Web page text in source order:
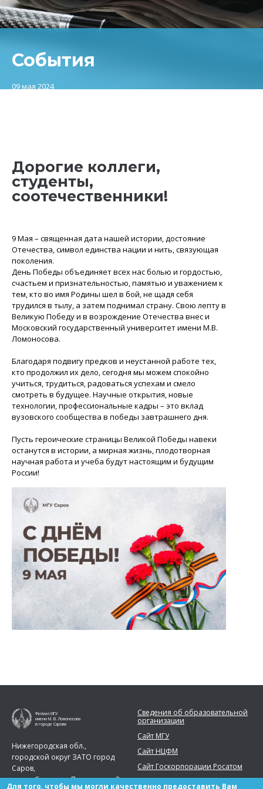
События
09 мая 2024
Дорогие коллеги,
студенты,
соотечественники!
9 Мая – священная дата нашей истории, достояние
Отечества, символ единства нации и нить, связующая
поколения.
День Победы объединяет всех нас болью и гордостью,
счастьем и признательностью, памятью и уважением к
тем, кто во имя Родины шел в бой, не щадя себя
трудился в тылу, а затем поднимал страну. Свою лепту в
Великую Победу и в возрождение Отечества внес и
Московский государственный университет имени М.В.
Ломоносова.
Благодаря подвигу предков и неустанной работе тех,
кто продолжил их дело, сегодня мы можем спокойно
учиться, трудиться, радоваться успехам и смело
смотреть в будущее. Научные открытия, новые
технологии, профессиональные кадры – это вклад
вузовского сообщества в победы завтрашнего дня.
Пусть героические страницы Великой Победы навеки
останутся в истории, а мирная жизнь, плодотворная
научная работа и учеба будут настоящим и будущим
России!
Филиал МГУ
имени М. В. Ломоносова
в городе Сарове
Нижегородская обл.,
городской округ ЗАТО город
Саров,
город Саров, ул. Парковая, д. 2
Сведения об образовательной
организации
Сайт МГУ
Сайт НЦФМ
Сайт Госкорпорации Росатом
Для того, чтобы мы могли качественно предоставить Вам